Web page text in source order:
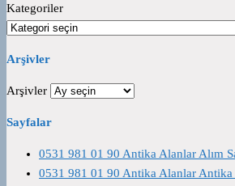
Kategoriler
Arşivler
Arşivler
Sayfalar
0531 981 01 90 Antika Alanlar Alım
0531 981 01 90 Antika Alanlar Antika